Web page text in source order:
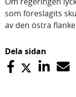
som föreslagits
av den östra
Dela sidan